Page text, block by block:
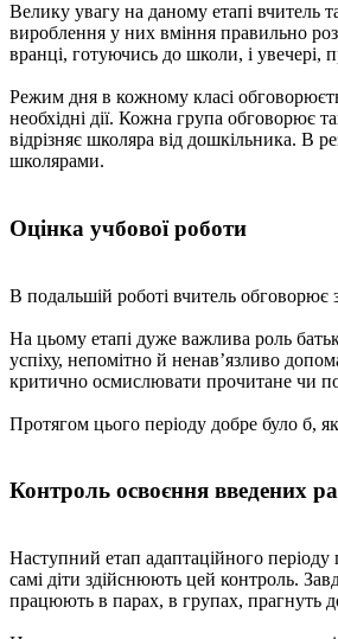
Велику увагу на даному етапі вчитель
вироблення у них вміння правильно
вранці, готуючись до школи, і
Режим дня в кожному класі
необхідні дії. Кожна група обговорює
відрізняє школяра від дошкільника. В
школярами.
Оцінка учбової роботи
В подальшій роботі вчитель обговорює
На цьому етапі дуже важлива роль
успіху, непомітно й ненав’язливо
критично осмислювати прочитане чи
Протягом цього періоду добре було б,
Контроль освоєння введених
Наступний етап адаптаційного
самі діти здійснюють цей контроль.
працюють в парах, в групах, прагнуть